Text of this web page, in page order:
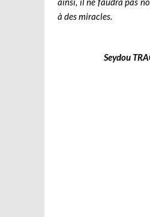
à des miracles.
Seydou